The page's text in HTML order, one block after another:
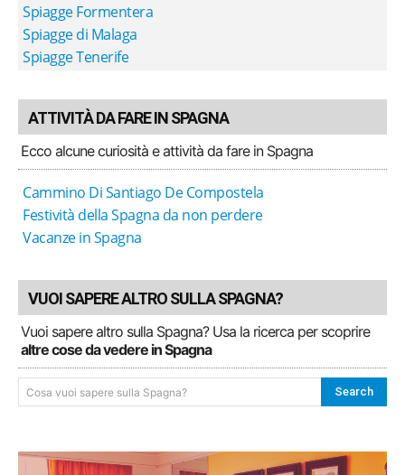
Spiagge Formentera
Spiagge di Malaga
Spiagge Tenerife
ATTIVITÀ DA FARE IN SPAGNA
Ecco alcune curiosità e attività da fare in Spagna
Cammino Di Santiago De Compostela
Festività della Spagna da non perdere
Vacanze in Spagna
VUOI SAPERE ALTRO SULLA SPAGNA?
Vuoi sapere altro sulla Spagna? Usa la ricerca per scoprire
altre cose da vedere in Spagna
Cosa vuoi sapere sulla Spagna? Search